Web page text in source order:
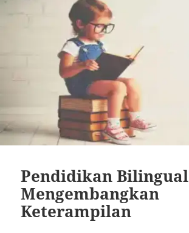
Pendidikan
Mengembangkan
Keterampilan